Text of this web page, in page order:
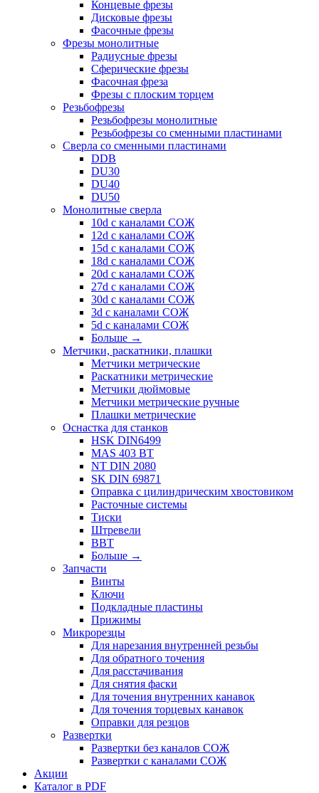
Концевые фрезы
Дисковые фрезы
Фасочные фрезы
Фрезы монолитные
Радиусные фрезы
Сферические фрезы
Фасочная фреза
Фрезы с плоским торцем
Резьбофрезы
Резьбофрезы монолитные
Резьбофрезы со сменными пластинами
Сверла со сменными пластинами
DDB
DU30
DU40
DU50
Монолитные сверла
10d с каналами СОЖ
12d с каналами СОЖ
15d с каналами СОЖ
18d с каналами СОЖ
20d с каналами СОЖ
27d с каналами СОЖ
30d с каналами СОЖ
3d с каналами СОЖ
5d с каналами СОЖ
Больше →
Метчики, раскатники, плашки
Метчики метрические
Раскатники метрические
Метчики дюймовые
Метчики метрические ручные
Плашки метрические
Оснастка для станков
HSK DIN6499
MAS 403 BT
NT DIN 2080
SK DIN 69871
Оправка с цилиндрическим хвостовиком
Расточные системы
Тиски
Штревели
BBT
Больше →
Запчасти
Винты
Ключи
Подкладные пластины
Прижимы
Микрорезцы
Для нарезания внутренней резьбы
Для обратного точения
Для расстачивания
Для снятия фаски
Для точения внутренних канавок
Для точения торцевых канавок
Оправки для резцов
Развертки
Развертки без каналов СОЖ
Развертки с каналами СОЖ
Акции
Каталог в PDF